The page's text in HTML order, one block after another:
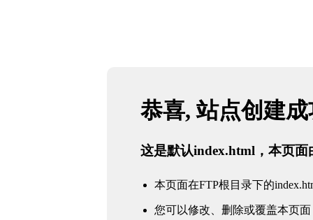
恭喜, 站点创建
这是默认index.html，本页面
本页面在FTP根目录下的
您可以修改、删除或覆盖本页面